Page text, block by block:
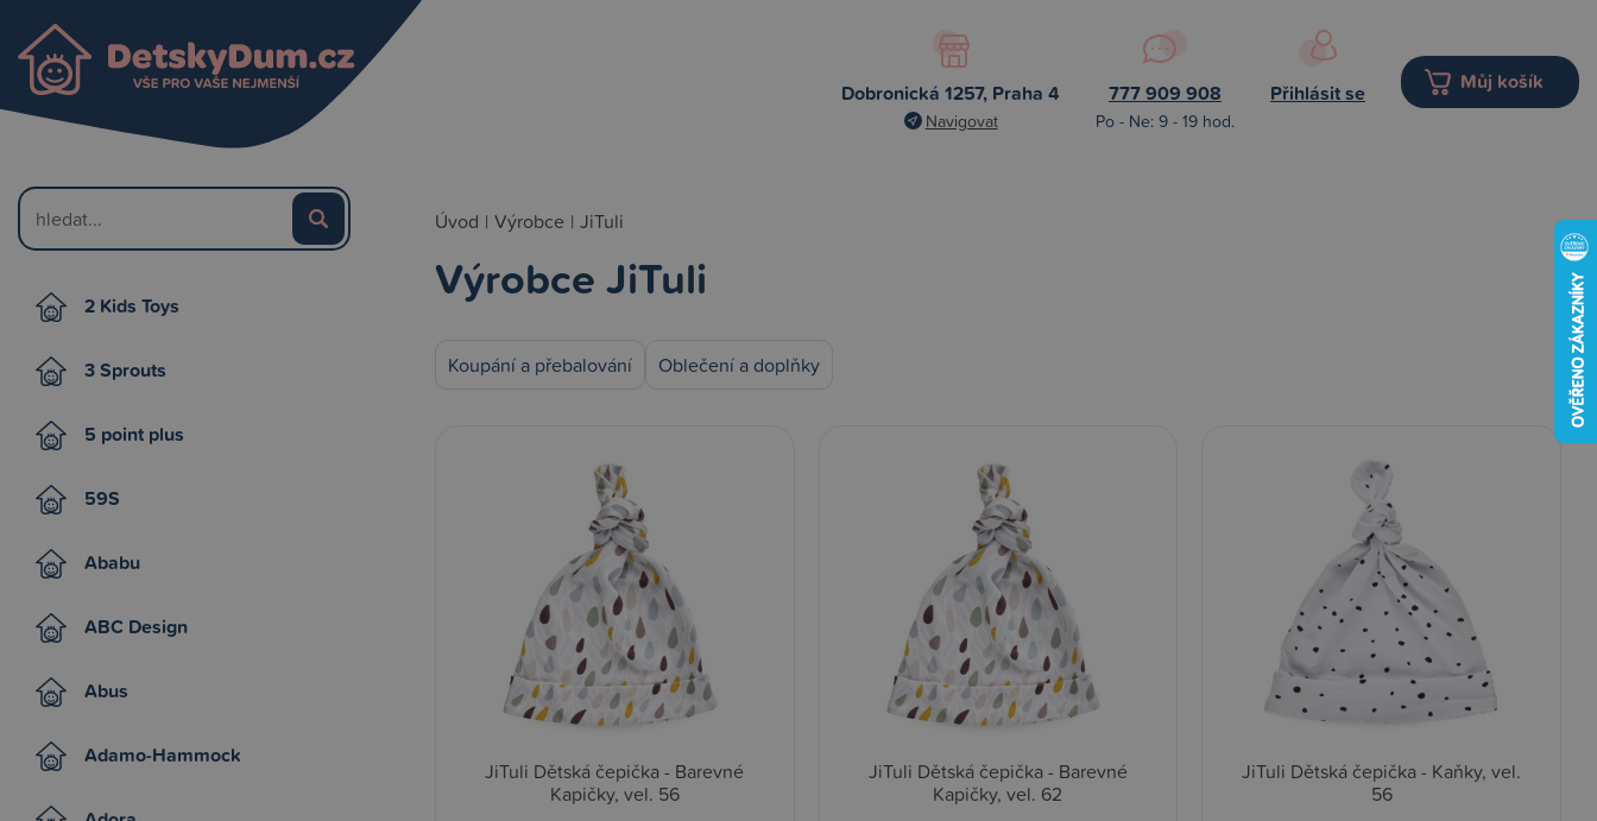
Dobronická 1257, Praha 4
Navigovat
777 909 908
Po - Ne: 9 - 19 hod.
Přihlásit se Můj košík
2 Kids Toys
3 Sprouts
5 point plus
59S
Ababu
ABC Design
Abus
Adamo-Hammock
Úvod | Výrobce | JiTuli
Výrobce JiTuli
Koupání a přebalování Oblečení a doplňky
JiTuli Dětská čepička - Barevné
Kapičky, vel. 56
JiTuli Dětská čepička - Barevné
Kapičky, vel. 62
JiTuli Dětská čepička - Kaňky, vel.
56